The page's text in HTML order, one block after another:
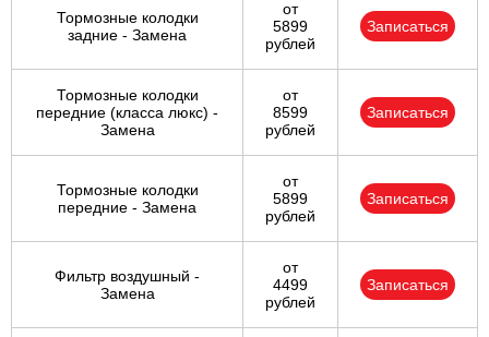
Тормозные колодки
задние - Замена
от
5899
рублей
Записаться
Тормозные колодки
передние (класса люкс) -
Замена
от
8599
рублей
Записаться
Тормозные колодки
передние - Замена
от
5899
рублей
Записаться
Фильтр воздушный -
Замена
от
4499
рублей
Записаться